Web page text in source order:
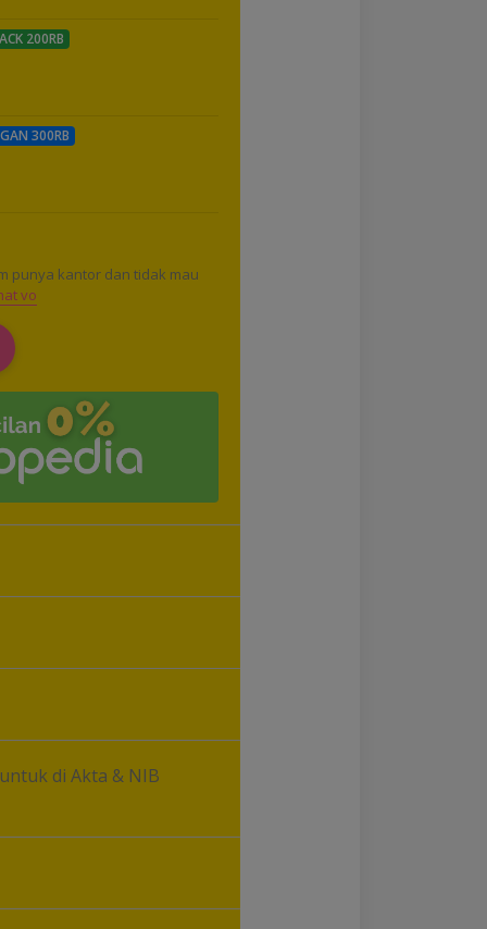
200RB
300RB
punya kantor dan tidak mau
vo
di Akta & NIB